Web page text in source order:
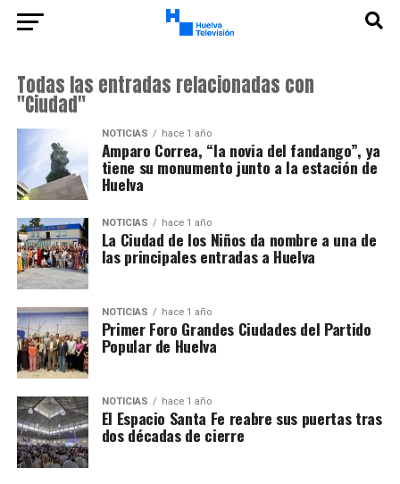
Todas las entradas relacionadas con
"Ciudad"
NOTICIAS hace 1 año
Amparo Correa, “la novia del fandango”, ya
tiene su monumento junto a la estación de
Huelva
NOTICIAS hace 1 año
La Ciudad de los Niños da nombre a una de
las principales entradas a Huelva
NOTICIAS hace 1 año
Primer Foro Grandes Ciudades del Partido
Popular de Huelva
NOTICIAS hace 1 año
El Espacio Santa Fe reabre sus puertas tras
dos décadas de cierre